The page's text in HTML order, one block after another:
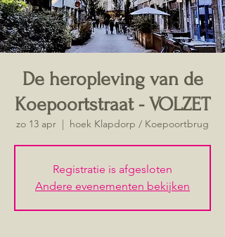
De heropleving van de
Koepoortstraat - VOLZET
zo 13 apr
  |
hoek Klapdorp / Koepoortbrug
Registratie is afgesloten
Andere evenementen bekijken